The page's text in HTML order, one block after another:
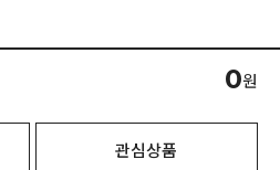
0원
관심상품